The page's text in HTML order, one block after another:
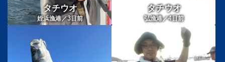
タチウオ
姪浜漁港／3日前
タチウオ
弘漁港／4日前